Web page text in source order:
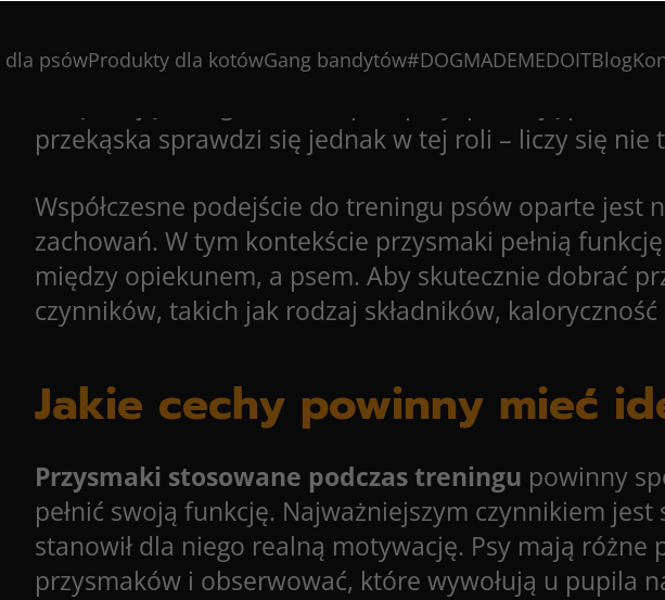
dla psówProdukty dla kotówGang bandytów#DOGMADEMEDOITBlog
z najskuteczniejszych sposobów na motywowanie
odpowiednich smakołyków ma kluczowe znaczenie
zwiększają zaangażowanie psa, przyspieszają
przekąska sprawdzi się jednak w tej roli – liczy się
Współczesne podejście do treningu psów oparte
zachowań. W tym kontekście przysmaki pełnią
między opiekunem, a psem. Aby skutecznie dobrać
czynników, takich jak rodzaj składników,
Jakie cechy powinny mieć
Przysmaki stosowane podczas treningu powinny
pełnić swoją funkcję. Najważniejszym czynnikiem
stanowił dla niego realną motywację. Psy mają
przysmaków i obserwować, które wywołują u pupila